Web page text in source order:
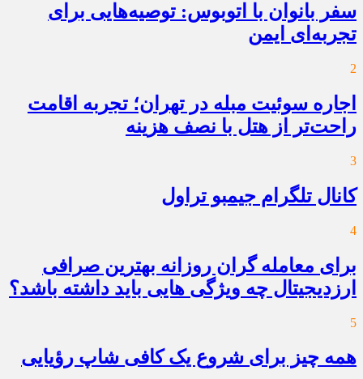
سفر بانوان با اتوبوس: توصیه‌هایی برای
تجربه‌ای ایمن
2
اجاره سوئیت مبله در تهران؛ تجربه اقامت
راحت‌تر از هتل با نصف هزینه
3
کانال تلگرام جیمبو تراول
4
برای معامله گران روزانه بهترین صرافی
ارزدیجیتال چه ویژگی هایی باید داشته باشد؟
5
همه چیز برای شروع یک کافی شاپ رؤیایی